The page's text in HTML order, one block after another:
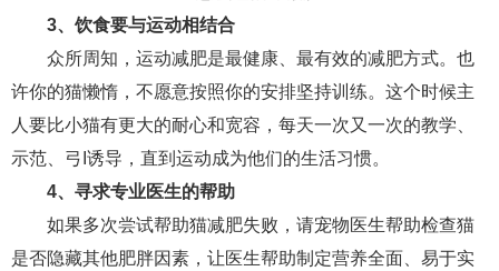
3、饮食要与运动相结合
众所周知，运动减肥是最健康、最有效的减肥方式。也
许你的猫懒惰，不愿意按照你的安排坚持训练。这个时候主
人要比小猫有更大的耐心和宽容，每天一次又一次的教学、
示范、弓I诱导，直到运动成为他们的生活习惯。
4、寻求专业医生的帮助
如果多次尝试帮助猫减肥失败，请宠物医生帮助检查猫
是否隐藏其他肥胖因素，让医生帮助制定营养全面、易于实